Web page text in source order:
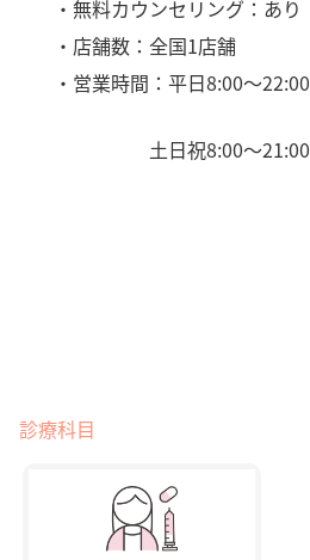
・無料カウンセリング：あり
・店舗数：全国1店舗
・営業時間：平日8:00〜22:00
土日祝8:00〜21:00
診療科目